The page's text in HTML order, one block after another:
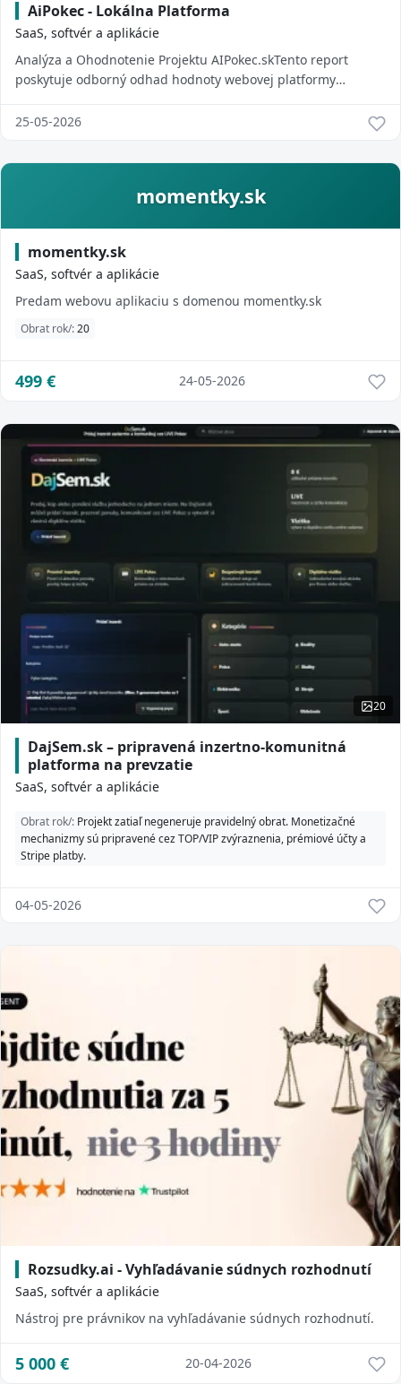
AiPokec - Lokálna Platforma
SaaS, softvér a aplikácie
Analýza a Ohodnotenie Projektu AIPokec.skTento report
poskytuje odborný odhad hodnoty webovej platformy
25-05-2026
momentky.sk
momentky.sk
SaaS, softvér a aplikácie
Predam webovu aplikaciu s domenou momentky.sk
Obrat rok/:20
499 € 24-05-2026
20
DajSem.sk – pripravená inzertno-komunitná
platforma na prevzatie
SaaS, softvér a aplikácie
Obrat rok/: Projekt zatiaľ negeneruje pravidelný obrat. Monetizačné
mechanizmy sú pripravené cez TOP/VIP zvýraznenia, prémiové účty a
Stripe platby.
04-05-2026
Rozsudky.ai - Vyhľadávanie súdnych rozhodnutí
SaaS, softvér a aplikácie
Nástroj pre právnikov na vyhľadávanie súdnych rozhodnutí.
5 000 € 20-04-2026